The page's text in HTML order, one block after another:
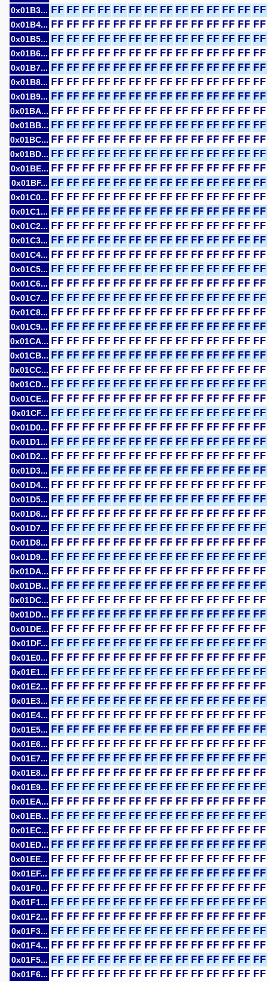
0x01B3... FF FF FF FF FF FF FF FF FF FF FF FF FF FF
0x01B4... FF FF FF FF FF FF FF FF FF FF FF FF FF FF
0x01B5... FF FF FF FF FF FF FF FF FF FF FF FF FF FF
0x01B6... FF FF FF FF FF FF FF FF FF FF FF FF FF FF
0x01B7... FF FF FF FF FF FF FF FF FF FF FF FF FF FF
0x01B8... FF FF FF FF FF FF FF FF FF FF FF FF FF FF
0x01B9... FF FF FF FF FF FF FF FF FF FF FF FF FF FF
0x01BA... FF FF FF FF FF FF FF FF FF FF FF FF FF FF
0x01BB... FF FF FF FF FF FF FF FF FF FF FF FF FF FF
0x01BC... FF FF FF FF FF FF FF FF FF FF FF FF FF FF
0x01BD... FF FF FF FF FF FF FF FF FF FF FF FF FF FF
0x01BE... FF FF FF FF FF FF FF FF FF FF FF FF FF FF
0x01BF... FF FF FF FF FF FF FF FF FF FF FF FF FF FF
0x01C0... FF FF FF FF FF FF FF FF FF FF FF FF FF FF
0x01C1... FF FF FF FF FF FF FF FF FF FF FF FF FF FF
0x01C2... FF FF FF FF FF FF FF FF FF FF FF FF FF FF
0x01C3... FF FF FF FF FF FF FF FF FF FF FF FF FF FF
0x01C4... FF FF FF FF FF FF FF FF FF FF FF FF FF FF
0x01C5... FF FF FF FF FF FF FF FF FF FF FF FF FF FF
0x01C6... FF FF FF FF FF FF FF FF FF FF FF FF FF FF
0x01C7... FF FF FF FF FF FF FF FF FF FF FF FF FF FF
0x01C8... FF FF FF FF FF FF FF FF FF FF FF FF FF FF
0x01C9... FF FF FF FF FF FF FF FF FF FF FF FF FF FF
0x01CA... FF FF FF FF FF FF FF FF FF FF FF FF FF FF
0x01CB... FF FF FF FF FF FF FF FF FF FF FF FF FF FF
0x01CC... FF FF FF FF FF FF FF FF FF FF FF FF FF FF
0x01CD... FF FF FF FF FF FF FF FF FF FF FF FF FF FF
0x01CE... FF FF FF FF FF FF FF FF FF FF FF FF FF FF
0x01CF... FF FF FF FF FF FF FF FF FF FF FF FF FF FF
0x01D0... FF FF FF FF FF FF FF FF FF FF FF FF FF FF
0x01D1... FF FF FF FF FF FF FF FF FF FF FF FF FF FF
0x01D2... FF FF FF FF FF FF FF FF FF FF FF FF FF FF
0x01D3... FF FF FF FF FF FF FF FF FF FF FF FF FF FF
0x01D4... FF FF FF FF FF FF FF FF FF FF FF FF FF FF
0x01D5... FF FF FF FF FF FF FF FF FF FF FF FF FF FF
0x01D6... FF FF FF FF FF FF FF FF FF FF FF FF FF FF
0x01D7... FF FF FF FF FF FF FF FF FF FF FF FF FF FF
0x01D8... FF FF FF FF FF FF FF FF FF FF FF FF FF FF
0x01D9... FF FF FF FF FF FF FF FF FF FF FF FF FF FF
0x01DA... FF FF FF FF FF FF FF FF FF FF FF FF FF FF
0x01DB... FF FF FF FF FF FF FF FF FF FF FF FF FF FF
0x01DC... FF FF FF FF FF FF FF FF FF FF FF FF FF FF
0x01DD... FF FF FF FF FF FF FF FF FF FF FF FF FF FF
0x01DE... FF FF FF FF FF FF FF FF FF FF FF FF FF FF
0x01DF... FF FF FF FF FF FF FF FF FF FF FF FF FF FF
0x01E0... FF FF FF FF FF FF FF FF FF FF FF FF FF FF
0x01E1... FF FF FF FF FF FF FF FF FF FF FF FF FF FF
0x01E2... FF FF FF FF FF FF FF FF FF FF FF FF FF FF
0x01E3... FF FF FF FF FF FF FF FF FF FF FF FF FF FF
0x01E4... FF FF FF FF FF FF FF FF FF FF FF FF FF FF
0x01E5... FF FF FF FF FF FF FF FF FF FF FF FF FF FF
0x01E6... FF FF FF FF FF FF FF FF FF FF FF FF FF FF
0x01E7... FF FF FF FF FF FF FF FF FF FF FF FF FF FF
0x01E8... FF FF FF FF FF FF FF FF FF FF FF FF FF FF
0x01E9... FF FF FF FF FF FF FF FF FF FF FF FF FF FF
0x01EA... FF FF FF FF FF FF FF FF FF FF FF FF FF FF
0x01EB... FF FF FF FF FF FF FF FF FF FF FF FF FF FF
0x01EC... FF FF FF FF FF FF FF FF FF FF FF FF FF FF
0x01ED... FF FF FF FF FF FF FF FF FF FF FF FF FF FF
0x01EE... FF FF FF FF FF FF FF FF FF FF FF FF FF FF
0x01EF... FF FF FF FF FF FF FF FF FF FF FF FF FF FF
0x01F0... FF FF FF FF FF FF FF FF FF FF FF FF FF FF
0x01F1... FF FF FF FF FF FF FF FF FF FF FF FF FF FF
0x01F2... FF FF FF FF FF FF FF FF FF FF FF FF FF FF
0x01F3... FF FF FF FF FF FF FF FF FF FF FF FF FF FF
0x01F4... FF FF FF FF FF FF FF FF FF FF FF FF FF FF
0x01F5... FF FF FF FF FF FF FF FF FF FF FF FF FF FF
0x01F6... FF FF FF FF FF FF FF FF FF FF FF FF FF FF